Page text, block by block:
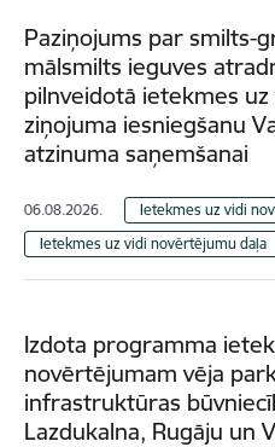
Paziņojums par smilts-
mālsmilts ieguves
pilnveidotā ietekmes
ziņojuma iesniegšanu
atzinuma saņemšanai
06.08.2026.
Ietekmes uz vidi
Ietekmes uz vidi novērtējumu daļa
Izdota programma
novērtējumam vēja
infrastruktūras
Lazdukalna, Rugāju un